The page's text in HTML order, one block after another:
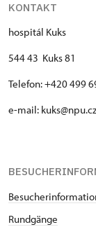
KONTAKT
hospitál Kuks
544 43 Kuks 81
Telefon: +420 499
e-mail: kuks@npu.cz
Rundgänge